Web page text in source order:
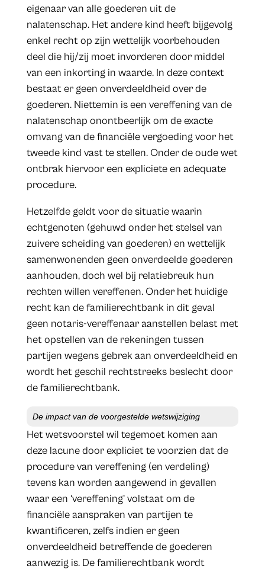
eigenaar van alle goederen uit de
nalatenschap. Het andere kind heeft bijgevolg
enkel recht op zijn wettelijk voorbehouden
deel die hij/zij moet invorderen door middel
van een inkorting in waarde. In deze context
bestaat er geen onverdeeldheid over de
goederen. Niettemin is een vereffening van de
nalatenschap onontbeerlijk om de exacte
omvang van de financiële vergoeding voor het
tweede kind vast te stellen. Onder de oude wet
ontbrak hiervoor een expliciete en adequate
procedure.
Hetzelfde geldt voor de situatie waarin
echtgenoten (gehuwd onder het stelsel van
zuivere scheiding van goederen) en wettelijk
samenwonenden geen onverdeelde goederen
aanhouden, doch wel bij relatiebreuk hun
rechten willen vereffenen. Onder het huidige
recht kan de familierechtbank in dit geval
geen notaris-vereffenaar aanstellen belast met
het opstellen van de rekeningen tussen
partijen wegens gebrek aan onverdeeldheid en
wordt het geschil rechtstreeks beslecht door
de familierechtbank.
De impact van de voorgestelde wetswijziging
Het wetsvoorstel wil tegemoet komen aan
deze lacune door expliciet te voorzien dat de
procedure van vereffening (en verdeling)
tevens kan worden aangewend in gevallen
waar een ‘vereffening’ volstaat om de
financiële aanspraken van partijen te
kwantificeren, zelfs indien er geen
onverdeeldheid betreffende de goederen
aanwezig is. De familierechtbank wordt